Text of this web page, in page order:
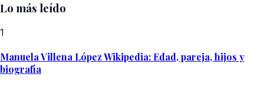
Lo más leído
1
Manuela Villena López Wikipedia: Edad, pareja, hijos y
biografía